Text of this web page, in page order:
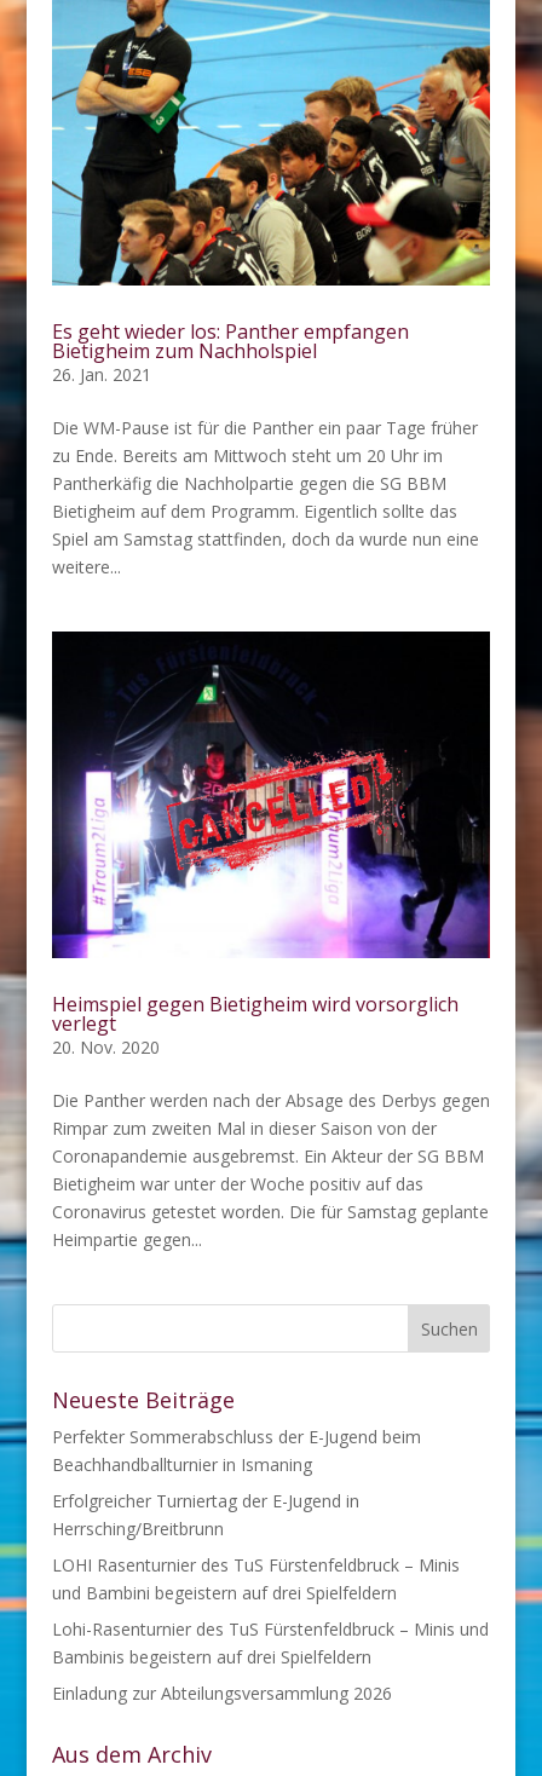
Es geht wieder los: Panther empfangen
Bietigheim zum Nachholspiel
26. Jan. 2021
Die WM-Pause ist für die Panther ein paar Tage früher
zu Ende. Bereits am Mittwoch steht um 20 Uhr im
Pantherkäfig die Nachholpartie gegen die SG BBM
Bietigheim auf dem Programm. Eigentlich sollte das
Spiel am Samstag stattfinden, doch da wurde nun eine
weitere...
Heimspiel gegen Bietigheim wird vorsorglich
verlegt
20. Nov. 2020
Die Panther werden nach der Absage des Derbys gegen
Rimpar zum zweiten Mal in dieser Saison von der
Coronapandemie ausgebremst. Ein Akteur der SG BBM
Bietigheim war unter der Woche positiv auf das
Coronavirus getestet worden. Die für Samstag geplante
Heimpartie gegen...
Neueste Beiträge
Perfekter Sommerabschluss der E-Jugend beim
Beachhandballturnier in Ismaning
Erfolgreicher Turniertag der E-Jugend in
Herrsching/Breitbrunn
LOHI Rasenturnier des TuS Fürstenfeldbruck – Minis
und Bambini begeistern auf drei Spielfeldern
Lohi-Rasenturnier des TuS Fürstenfeldbruck – Minis und
Bambinis begeistern auf drei Spielfeldern
Einladung zur Abteilungsversammlung 2026
Aus dem Archiv